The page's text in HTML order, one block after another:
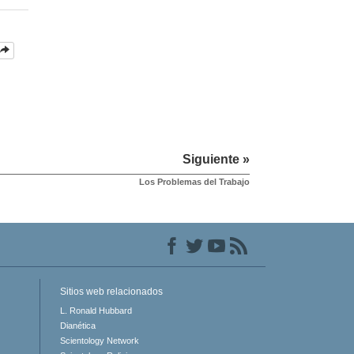
Siguiente »
Los Problemas del Trabajo
Sitios web relacionados
L. Ronald Hubbard
Dianética
Scientology Network